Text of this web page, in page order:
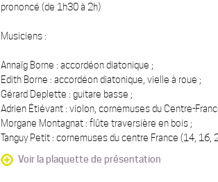
prononcé (de 1h30 à 2h)
Musiciens :
Annaïg Borne : accordéon diatonique ;
Edith Borne : accordéon diatonique, vielle à roue ;
Gérard Deplette : guitare basse ;
Adrien Étiévant : violon, cornemuses du Centre-
Morgane Montagnat : flûte traversière en bois ;
Tanguy Petit : cornemuses du centre France (14,
Voir la plaquette de présentation